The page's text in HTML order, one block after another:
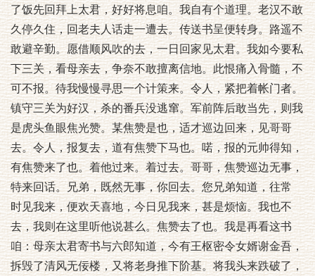
了饭先回拜上太君，好好将息咱。我自有个道理。老汉不敢
久停久住，回老夫人话走一遭去。传送书呈便转身。路遥不
敢避辛勤。愿借顺风吹的去，一日回家见太君。我如今要私
下三关，看母亲去，争奈不敢擅离信地。此恨痛入骨髓，不
可不报。待我慢慢寻思一个计策来。令人，紧把着帐门者。
镇守三关为好汉，杀的番兵没逃窜。军前阵后敢当先，则我
是虎头鱼眼焦光赞。某焦赞是也，适才巡边回来，见哥哥
去。令人，报复去，道有焦赞下马也。喏，报的元帅得知，
有焦赞来了也。着他过来。着过去。哥哥，焦赞巡边无事，
特来回话。兄弟，既然无事，你回去。您兄弟知道，往常
时见我来，便欢天喜地，今日见我来，甚是烦恼。我也不
去，我则在这里听他说甚么。焦赞去了也。我是再看这书
咱：母亲太君寄书与六郎知道，今有王枢密令女婿谢金吾，
拆毁了清风无佞楼，又将老身推下阶基。将我头来跌破了，